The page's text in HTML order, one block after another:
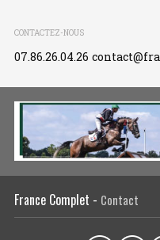
CONTACTEZ-NOUS
07.86.26.04.26
France Complet - Contact